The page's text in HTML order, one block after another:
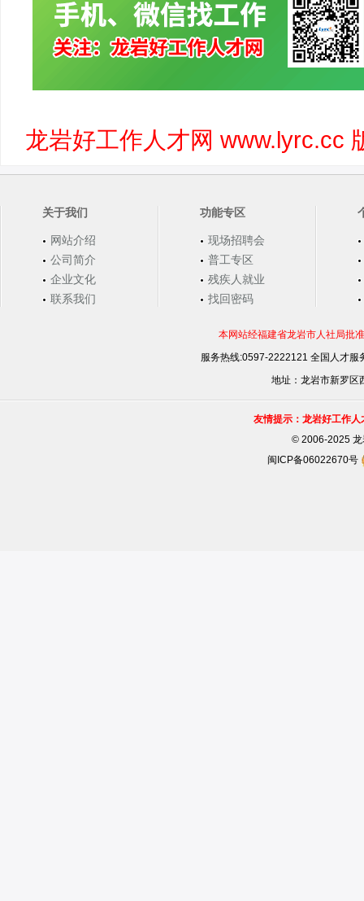
龙岩好工作人才网 www.lyrc.cc
关于我们
网站介绍
公司简介
企业文化
联系我们
功能专区
现场招聘会
普工专区
残疾人就业
找回密码
本网站经福建省龙岩市人社局批
服务热线:0597-2222121 全国人才
地址：龙岩市新罗区
友情提示：龙岩好工作
©2006-2025 龙
闽ICP备06022670号